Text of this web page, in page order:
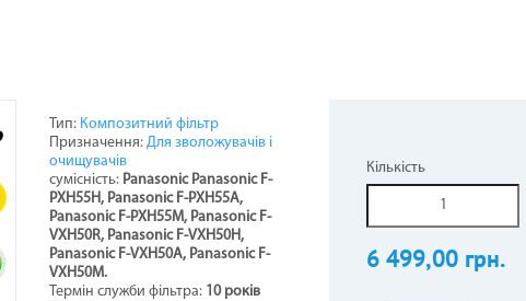
НАПОЛЬНО-СТЕЛЬОВІ
ЖАРОТРУБНІ
ДО БОЙЛЕРІВ -
ВОДОНАГРІВАЧІВ
ЗАВІСИ
Тип: Композитний фільтр
Призначення: Для зволожувачів і
очищувачів
сумісність: PanasonicPanasonic F-
PXH55H, Panasonic F-PXH55A,
Panasonic F-PXH55M, Panasonic F-
VXH50R, Panasonic F-VXH50H,
Panasonic F-VXH50A, Panasonic F-
VXH50M.
Термін служби фільтра: 10 років
Кількість
6 499,00 грн.